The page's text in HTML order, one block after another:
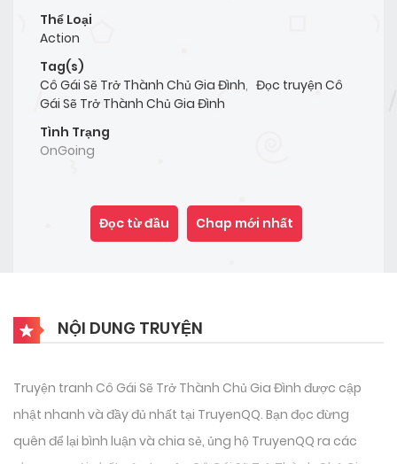
Thể Loại
Action
Tag(s)
Cô Gái Sẽ Trở Thành Chủ Gia Đình, Đọc truyện Cô
Gái Sẽ Trở Thành Chủ Gia Đình
Tình Trạng
OnGoing
Đọc từ đầu Chap mới nhất
NỘI DUNG TRUYỆN
Truyện tranh Cô Gái Sẽ Trở Thành Chủ Gia Đình được cập
nhật nhanh và đầy đủ nhất tại TruyenQQ. Bạn đọc đừng
quên để lại bình luận và chia sẻ, ủng hộ TruyenQQ ra các